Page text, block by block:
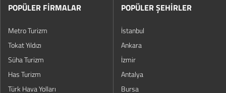
POPÜLER FİRMALAR
Metro Turizm
Tokat Yıldızı
Süha Turizm
Has Turizm
Türk Hava Yolları
POPÜLER ŞEHİRLER
İstanbul
Ankara
İzmir
Antalya
Bursa